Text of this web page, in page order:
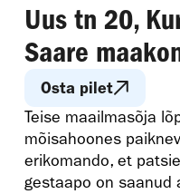
Uus tn 20,
Saare
Osta pilet
Teise maailmasõja
mõisahoones
erikomando, et
gestaapo on saanud